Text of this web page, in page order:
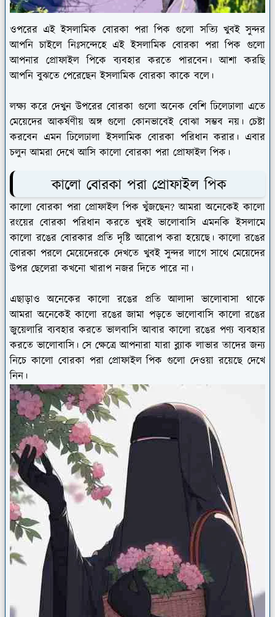
ওপরের এই ইসলামিক বোরকা পরা পিক গুলো সত্যি খুবই সুন্দর
আপনি চাইলে নিঃসন্দেহে এই ইসলামিক বোরকা পরা পিক গুলো
আপনার প্রোফাইল পিকে ব্যবহার করতে পারবেন। আশা করছি
আপনি বুঝতে পেরেছেন ইসলামিক বোরকা কাকে বলে।
লক্ষ্য করে দেখুন উপরের বোরকা গুলো অনেক বেশি ঢিলেঢালা এতে
মেয়েদের আকর্ষণীয় অঙ্গ গুলো কোনভাবেই বোঝা সম্ভব নয়। চেষ্টা
করবেন এমন ঢিলেঢালা ইসলামিক বোরকা পরিধান করার। এবার
চলুন আমরা দেখে আসি কালো বোরকা পরা প্রোফাইল পিক।
কালো বোরকা পরা প্রোফাইল পিক
কালো বোরকা পরা প্রোফাইল পিক খুঁজছেন? আমরা অনেকেই কালো
রংয়ের বোরকা পরিধান করতে খুবই ভালোবাসি এমনকি ইসলামে
কালো রঙের বোরকার প্রতি দৃষ্টি আরোপ করা হয়েছে। কালো রঙের
বোরকা পরলে মেয়েদেরকে দেখতে খুবই সুন্দর লাগে সাথে মেয়েদের
উপর ছেলেরা কখনো খারাপ নজর দিতে পারে না।
এছাড়াও অনেকের কালো রঙের প্রতি আলাদা ভালোবাসা থাকে
আমরা অনেকেই কালো রঙের জামা পড়তে ভালোবাসি কালো রঙের
জুয়েলারি ব্যবহার করতে ভালবাসি আবার কালো রঙের পণ্য ব্যবহার
করতে ভালোবাসি। সে ক্ষেত্রে আপনারা যারা ব্ল্যাক লাভার তাদের জন্য
নিচে কালো বোরকা পরা প্রোফাইল পিক গুলো দেওয়া রয়েছে দেখে
নিন।